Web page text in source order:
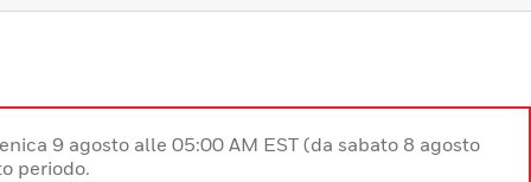
9 agosto alle 05:00 AM EST (da sabato 8 agosto
periodo.